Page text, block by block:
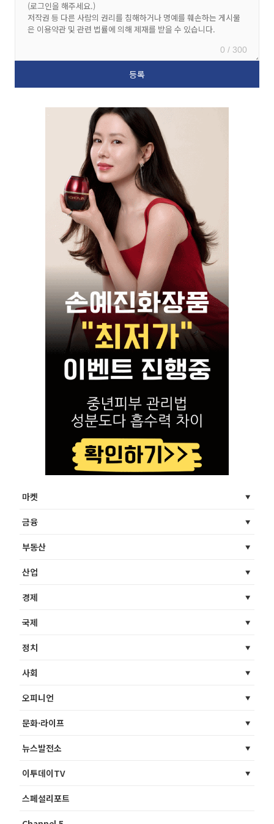
0 / 300
마켓
금융
부동산
산업
경제
국제
정치
사회
오피니언
문화·라이프
뉴스발전소
이투데이TV
스페셜리포트